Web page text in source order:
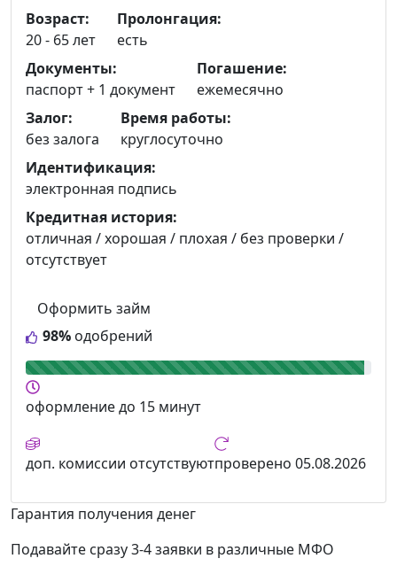
98% одобрений
Оформить займ
Возраст:
20 - 65 лет
Пролонгация:
есть
Документы:
паспорт + 1 документ
Погашение:
ежемесячно
Залог:
без залога
Время работы:
круглосуточно
Идентификация:
электронная подпись
Кредитная история:
отличная / хорошая / плохая / без проверки /
отсутствует
оформлениедо 15 минут
доп. комиссии отсутствуютпроверено 05.08.2026
Гарантия получения денег
Подавайте сразу 3-4 заявки в различные МФО